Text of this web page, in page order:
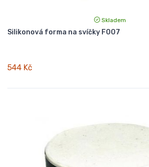
Skladem
Silikonová forma na svíčky F007
544 Kč